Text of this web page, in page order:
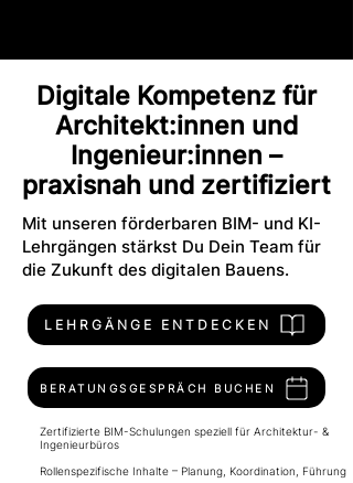
Digitale Kompetenz für
Architekt:innen und
Ingenieur:innen –
praxisnah und zertifiziert
Mit unseren förderbaren BIM- und KI-
Lehrgängen stärkst Du Dein Team für
die Zukunft des digitalen Bauens.
LEHRGÄNGE ENTDECKEN
BERATUNGSGESPRÄCH BUCHEN
Zertifizierte BIM-Schulungen speziell für Architektur- &
Ingenieurbüros
Rollenspezifische Inhalte – Planung, Koordination, Führung